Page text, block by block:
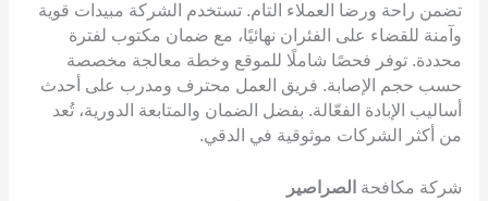
تضمن راحة ورضا العملاء التام. تستخدم الشركة مبيدات قوية
وآمنة للقضاء على الفئران نهائيًا، مع ضمان مكتوب لفترة
محددة. توفر فحصًا شاملًا للموقع وخطة معالجة مخصصة
حسب حجم الإصابة. فريق العمل محترف ومدرب على أحدث
أساليب الإبادة الفعّالة. بفضل الضمان والمتابعة الدورية، تُعد
من أكثر الشركات موثوقية في الدقي.
شركة مكافحة الصراصير